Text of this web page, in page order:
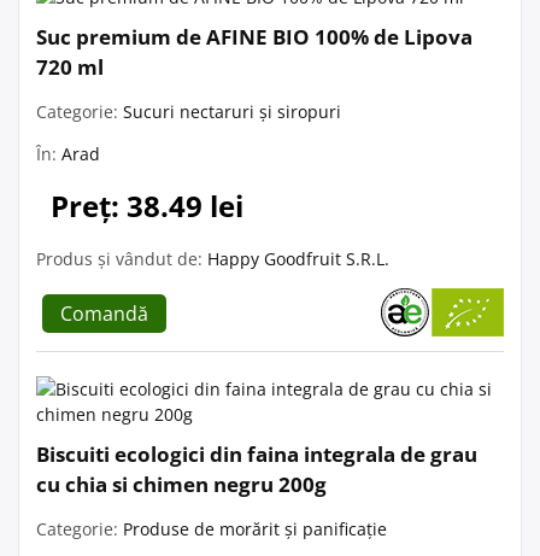
Suc premium de AFINE BIO 100% de Lipova
720 ml
Categorie: Sucuri nectaruri și siropuri
În: Arad
Preț: 38.49 lei
Produs și vândut de: Happy Goodfruit S.R.L.
Comandă
Biscuiti ecologici din faina integrala de grau
cu chia si chimen negru 200g
Categorie: Produse de morărit și panificație